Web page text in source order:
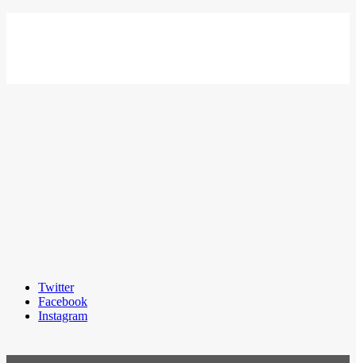
Twitter
Facebook
Instagram